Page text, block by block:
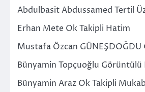
Abdulbasit Abdussamed Tertil
Erhan Mete Ok Takipli Hatim
Mustafa Özcan GÜNEŞDOĞDU
Bünyamin Topçuoğlu Görüntülü
Bünyamin Araz Ok Takipli